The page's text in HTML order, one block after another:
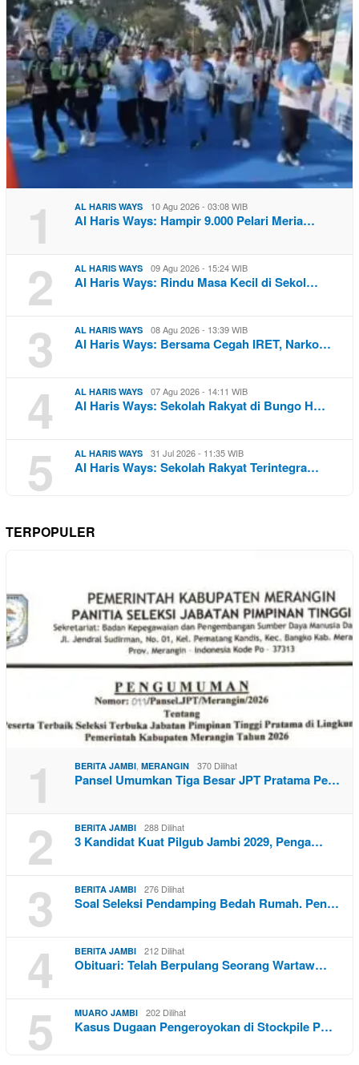
1 AL HARIS WAYS 10 Agu 2026 - 03:08 WIB
Al Haris Ways: Hampir 9.000 Pelari Meria…
2 AL HARIS WAYS 09 Agu 2026 - 15:24 WIB
Al Haris Ways: Rindu Masa Kecil di Sekol…
3 AL HARIS WAYS 08 Agu 2026 - 13:39 WIB
Al Haris Ways: Bersama Cegah IRET, Narko…
4 AL HARIS WAYS 07 Agu 2026 - 14:11 WIB
Al Haris Ways: Sekolah Rakyat di Bungo H…
5 AL HARIS WAYS 31 Jul 2026 - 11:35 WIB
Al Haris Ways: Sekolah Rakyat Terintegra…
TERPOPULER
1 BERITA JAMBI MERANGIN 370 Dilihat
Pansel Umumkan Tiga Besar JPT Pratama Pe…
2 BERITA JAMBI 288 Dilihat
3 Kandidat Kuat Pilgub Jambi 2029, Penga…
3 BERITA JAMBI 276 Dilihat
Soal Seleksi Pendamping Bedah Rumah. Pen…
4 BERITA JAMBI 212 Dilihat
Obituari: Telah Berpulang Seorang Wartaw…
5 MUARO JAMBI 202 Dilihat
Kasus Dugaan Pengeroyokan di Stockpile P…